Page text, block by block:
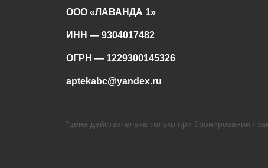
ООО «ЛАВАНДА 1»
ИНН — 9304017482
ОГРН — 1229300145326
aptekabc@yandex.ru
*цена действительна только при бронировании /